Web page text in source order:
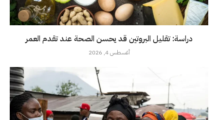
دراسة: تقليل البروتين قد يحسن الصحة عند تقدم العمر
أغسطس 4, 2026